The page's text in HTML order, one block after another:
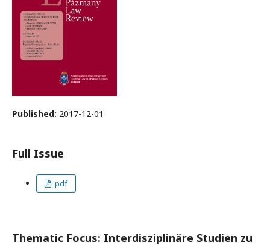
Published: 2017-12-01
Full Issue
pdf
Thematic Focus: Interdisziplinäre Studien zu